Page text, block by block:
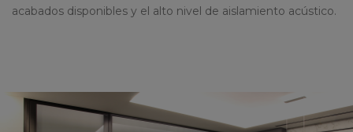
acabados disponibles y el alto nivel de aislamiento acústico.